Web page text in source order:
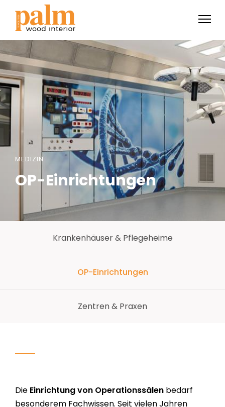
MEDIZIN
OP-Einrichtungen
Krankenhäuser & Pflegeheime
OP-Einrichtungen
Zentren & Praxen
Die Einrichtung von Operationssälen bedarf
besonderem Fachwissen. Seit vielen Jahren